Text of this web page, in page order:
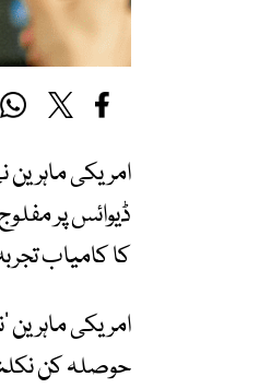
امریکی
ڈیوائس پر
کا کامیاب
امریکی ماہرین
حوصلہ کن